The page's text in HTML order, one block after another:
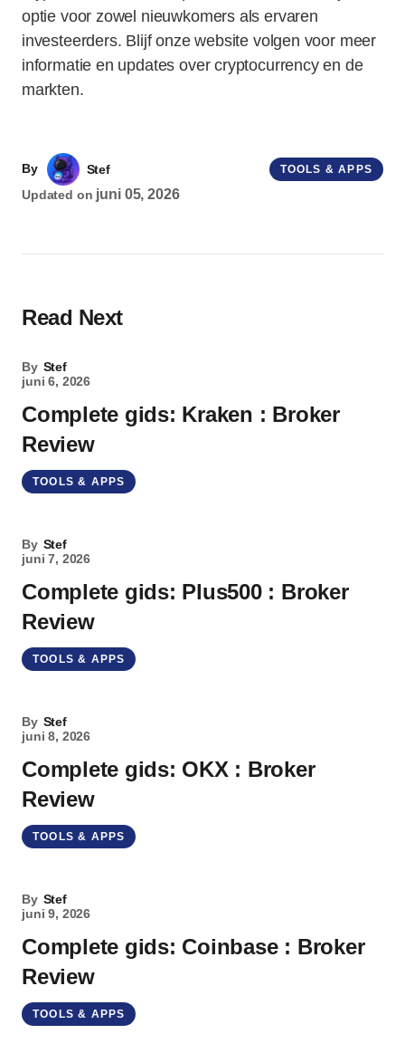
optie voor zowel nieuwkomers als ervaren
investeerders. Blijf onze website volgen voor meer
informatie en updates over cryptocurrency en de
markten.
By
Stef
Updated on juni 05, 2026
TOOLS & APPS
Read Next
By Stef
juni 6, 2026
Complete gids: Kraken : Broker
Review
TOOLS & APPS
By Stef
juni 7, 2026
Complete gids: Plus500 : Broker
Review
TOOLS & APPS
By Stef
juni 8, 2026
Complete gids: OKX : Broker
Review
TOOLS & APPS
By Stef
juni 9, 2026
Complete gids: Coinbase : Broker
Review
TOOLS & APPS